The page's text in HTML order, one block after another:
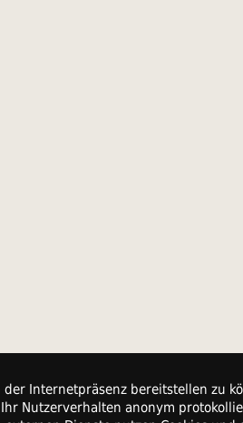
Internetpräsenz bereitstellen zu
Nutzerverhalten anonym